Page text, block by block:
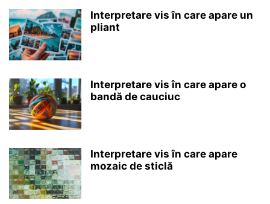
Interpretare vis în care apare un
pliant
Interpretare vis în care apare o
bandă de cauciuc
Interpretare vis în care apare
mozaic de sticlă